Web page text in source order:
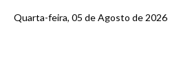
Quarta-feira, 05 de Agosto de 2026